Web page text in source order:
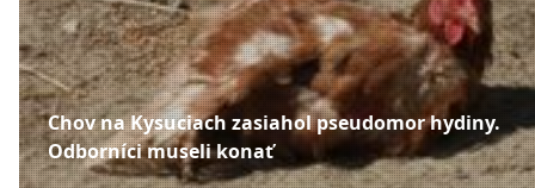
Chov na Kysuciach zasiahol pseudomor hydiny.
Odborníci museli konať